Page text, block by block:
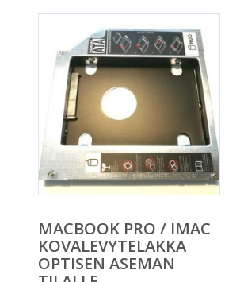
MACBOOK PRO / IMAC
KOVALEVYTELAKKA
OPTISEN ASEMAN